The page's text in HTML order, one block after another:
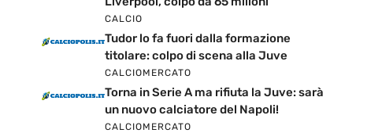
CALCIO
Tudor lo fa fuori dalla formazione
titolare: colpo di scena alla Juve
CALCIOMERCATO
Torna in Serie A ma rifiuta la Juve: sarà
un nuovo calciatore del Napoli!
CALCIOMERCATO